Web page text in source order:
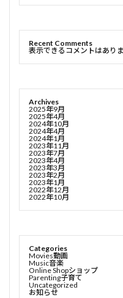
Recent Comments
表示できるコメントはありま
Archives
2025年9月
2025年4月
2024年10月
2024年4月
2024年1月
2023年11月
2023年7月
2023年4月
2023年3月
2023年2月
2023年1月
2022年12月
2022年10月
Categories
Movies動画
Music音楽
Online Shopショップ
Parenting子育て
Uncategorized
お知らせ